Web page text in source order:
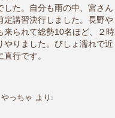
した。自分も雨の中、宮さん
講習決行しました。長野や
来られて総勢10名ほど、２時
やりました。びしょ濡れで近
直行です。
やっちゃ より: